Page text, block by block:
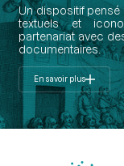
Un dispositif
textuels et
partenariat avec
documentaires.
En savoir plus